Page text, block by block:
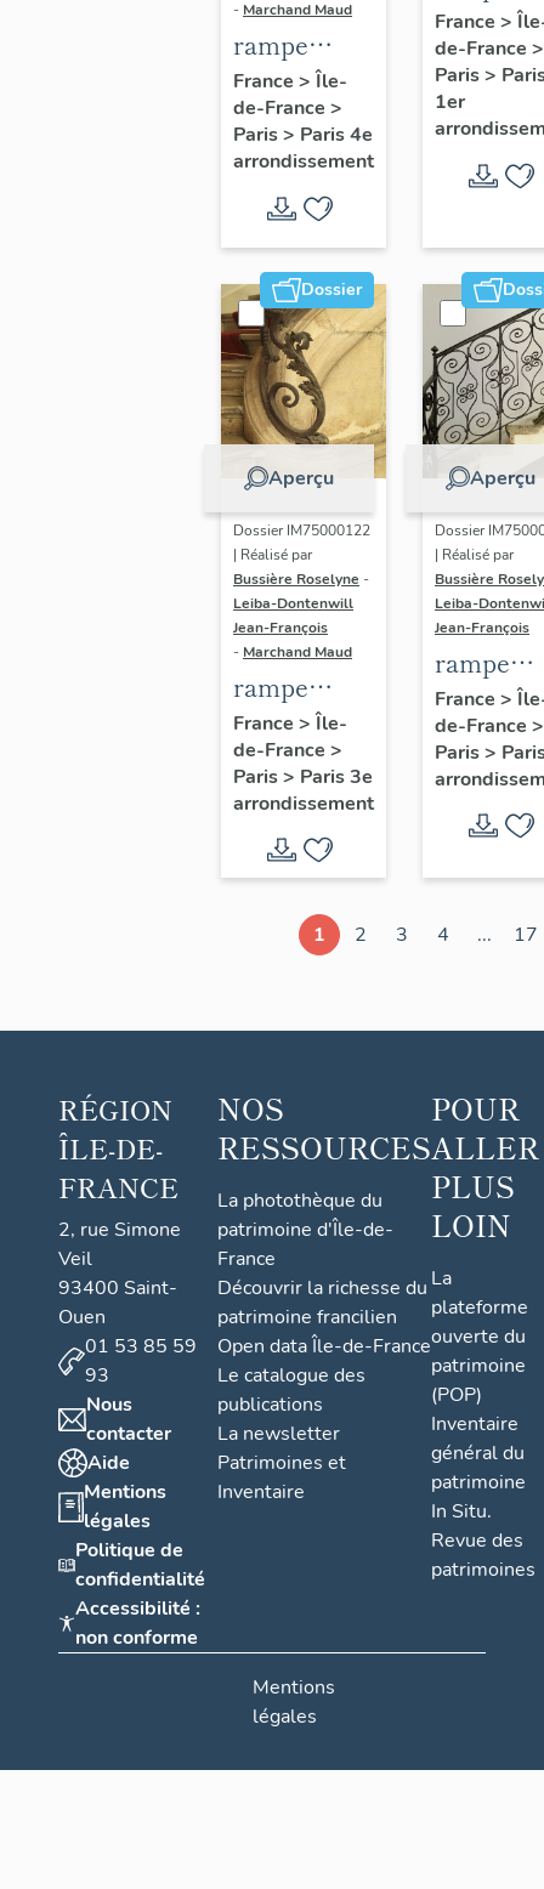
- Marchand Maud
rampe
d'appui,
escalier de
la maison à
cochère
dite hôtel
Charpentier
(non étudié)
France > Île-
de-France >
Paris> Paris 4e
arrondissement
d'appui,
escalier
la
porte
cochère
(non
France >
de-France >
Paris>
1er
Dossier
Aperçu
Dossier IM75000122
| Réalisé par
Bussière Roselyne -
Leiba-Dontenwill
Jean-François
- Marchand Maud
rampe
d'appui,
escalier de
la maison à
cochère
(non étudié)
France > Île-
de-France >
Paris> Paris 3e
arrondissement
Aperçu
Dossier
| Réalisé par
Bussière
Leiba-
Jean-François
rampe
d'appui,
escalier
la
cochère
(non
France >
de-France >
Paris>
1 2 3 4 ... 17
RÉGION
ÎLE-DE-
FRANCE
2, rue Simone
Veil
93400 Saint-
Ouen
01 53 85 59
93
Nous
contacter
Aide
Mentions
légales
Politique de
confidentialité
Accessibilité :
non conforme
NOS
RESSOURCES
La photothèque du
patrimoine d'Île-de-
France
Découvrir la richesse du
patrimoine francilien
Open data Île-de-France
Le catalogue des
publications
La newsletter
Patrimoines et
Inventaire
POUR
ALLER
PLUS
LOIN
La
plateforme
ouverte du
patrimoine
(POP)
Inventaire
général du
patrimoine
In Situ.
Revue des
patrimoines
Mentions
légales